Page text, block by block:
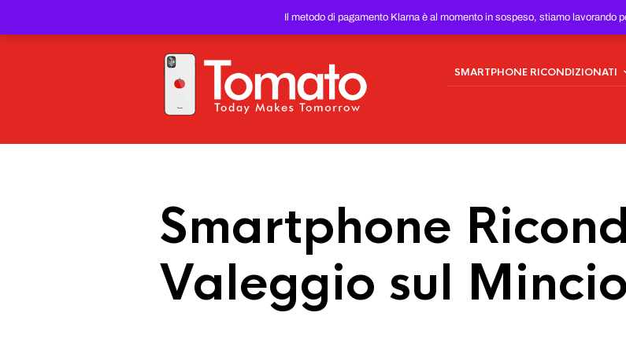
Il metodo di pagamento Klarna è al momento in sospeso, stiamo lavorando
PREZZO DEL WEB!
SMARTPHONE RICONDIZIONATI
Smartphone
Valeggio sul